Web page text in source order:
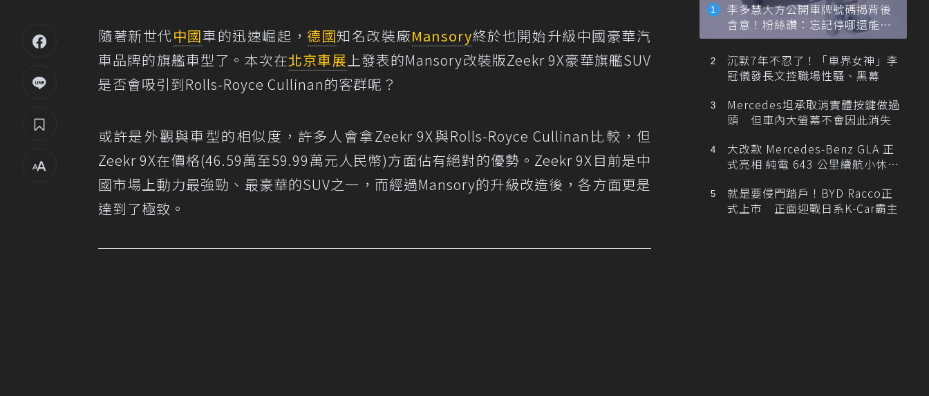
隨著新世代中國車的迅速崛起，德國知名改裝廠Mansory終於也開始升級中國豪華汽
車品牌的旗艦車型了。本次在北京車展上發表的Mansory改裝版Zeekr 9X豪華旗艦SUV
是否會吸引到Rolls-Royce Cullinan的客群呢？
或許是外觀與車型的相似度，許多人會拿Zeekr 9X與Rolls-Royce Cullinan比較，但
Zeekr 9X在價格(46.59萬至59.99萬元人民幣)方面佔有絕對的優勢。Zeekr 9X目前是中
國市場上動力最強勁、最豪華的SUV之一，而經過Mansory的升級改造後，各方面更是
達到了極致。
李多慧大方公開車牌號碼揭背後
含意！粉絲讚：忘記停哪還能幫
忙找車
沉默7年不忍了！「車界女神」李
冠儀發長文控職場性騷、黑幕
Mercedes坦承取消實體按鍵做過
頭 但車內大螢幕不會因此消失
大改款 Mercedes-Benz GLA 正
式亮相 純電 643 公里續航小休
就是要侵門踏戶！BYD Racco正
式上市 正面迎戰日系K-Car霸主